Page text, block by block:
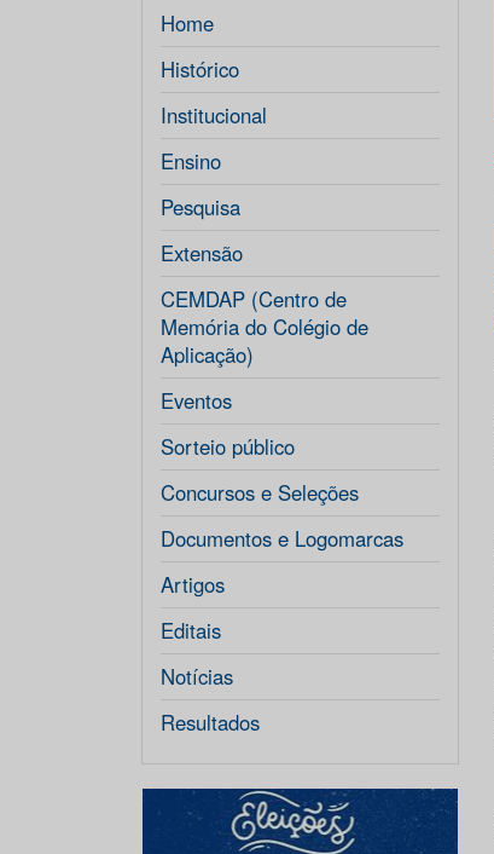
Home
Histórico
Institucional
Ensino
Pesquisa
Extensão
CEMDAP (Centro de
Memória do Colégio de
Aplicação)
Eventos
Sorteio público
Concursos e Seleções
Documentos e Logomarcas
Artigos
Editais
Notícias
Resultados